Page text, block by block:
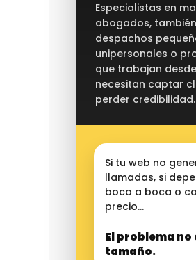
Especialistas en
abogados,
despachos
unipersonales o
que trabajan
necesitan captar
perder credibilidad.
Si tu web no
llamadas, si
boca a boca o
precio…
El problema no
tamaño.